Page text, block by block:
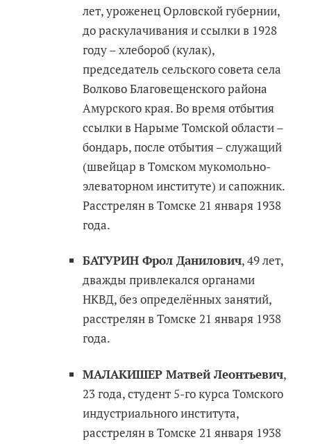
лет, уроженец Орловской губернии,
до раскулачивания и ссылки в 1928
году – хлебороб (кулак),
председатель сельского совета села
Волково Благовещенского района
Амурского края. Во время отбытия
ссылки в Нарыме Томской области –
бондарь, после отбытия – служащий
(швейцар в Томском мукомольно-
элеваторном институте) и сапожник.
Расстрелян в Томске 21 января 1938
года.
БАТУРИН Фрол Данилович, 49 лет,
дважды привлекался органами
НКВД, без определённых занятий,
расстрелян в Томске 21 января 1938
года.
МАЛАКИШЕР Матвей Леонтьевич,
23 года, студент 5-го курса Томского
индустриального института,
расстрелян в Томске 21 января 1938